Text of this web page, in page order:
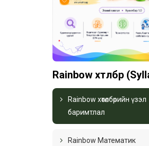
Rainbow хөтөлбөр
Rainbow хөтөлбөрийн үзэл
баримтлал
Rainbow Математик